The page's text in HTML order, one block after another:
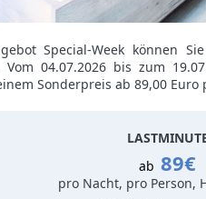
Special-Week können
04.07.2026 bis zum
Sonderpreis ab 89,00
ab89€
pro Nacht, pro Person,